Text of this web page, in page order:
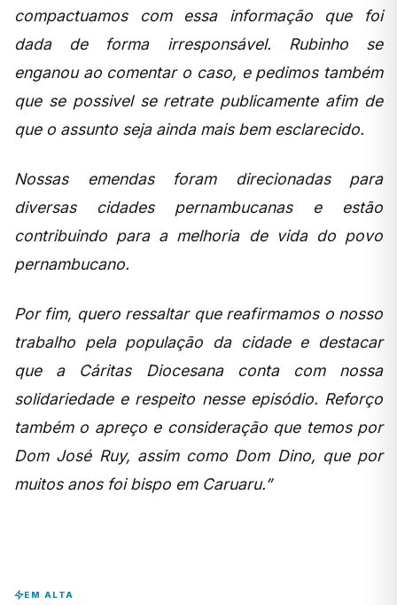
compactuamos com essa informação que foi
dada de forma irresponsável. Rubinho se
enganou ao comentar o caso, e pedimos também
que se possivel se retrate publicamente afim de
que o assunto seja ainda mais bem esclarecido.
Nossas emendas foram direcionadas para
diversas cidades pernambucanas e estão
contribuindo para a melhoria de vida do povo
pernambucano.
Por fim, quero ressaltar que reafirmamos o nosso
trabalho pela população da cidade e destacar
que a Cáritas Diocesana conta com nossa
solidariedade e respeito nesse episódio. Reforço
também o apreço e consideração que temos por
Dom José Ruy, assim como Dom Dino, que por
muitos anos foi bispo em Caruaru.”
EM ALTA